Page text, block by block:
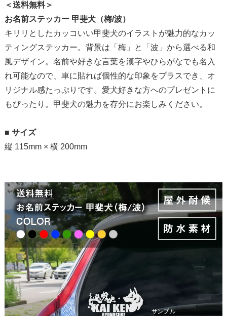
＜送料無料＞
お名前ステッカー 甲斐犬（梅/波）
キリリとしたカッコいい甲斐犬のイラストが魅力的なカッ
ティングステッカー。背景は「梅」と「波」から選べる和
風デザイン。名前や好きな言葉を漢字やひらがなでも名入
れ可能なので、車に貼れば個性的な印象をプラスでき、オ
リジナル感たっぷりです。愛犬好きな方へのプレゼントに
もぴったり。甲斐犬の魅力を存分にお楽しみください。
■ サイズ
縦 115mm × 横 200mm